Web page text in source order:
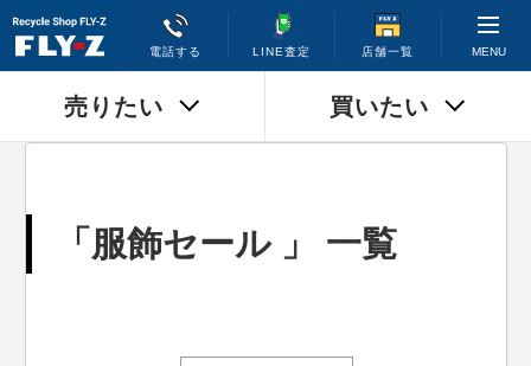
電話する LINE査定 店舗一覧 MENU
売りたい 買いたい
「服飾セール 」 一覧